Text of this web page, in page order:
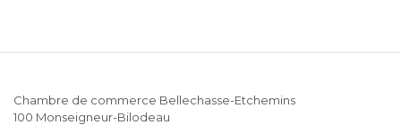
Chambre de commerce Bellechasse-Etchemins
100 Monseigneur-Bilodeau